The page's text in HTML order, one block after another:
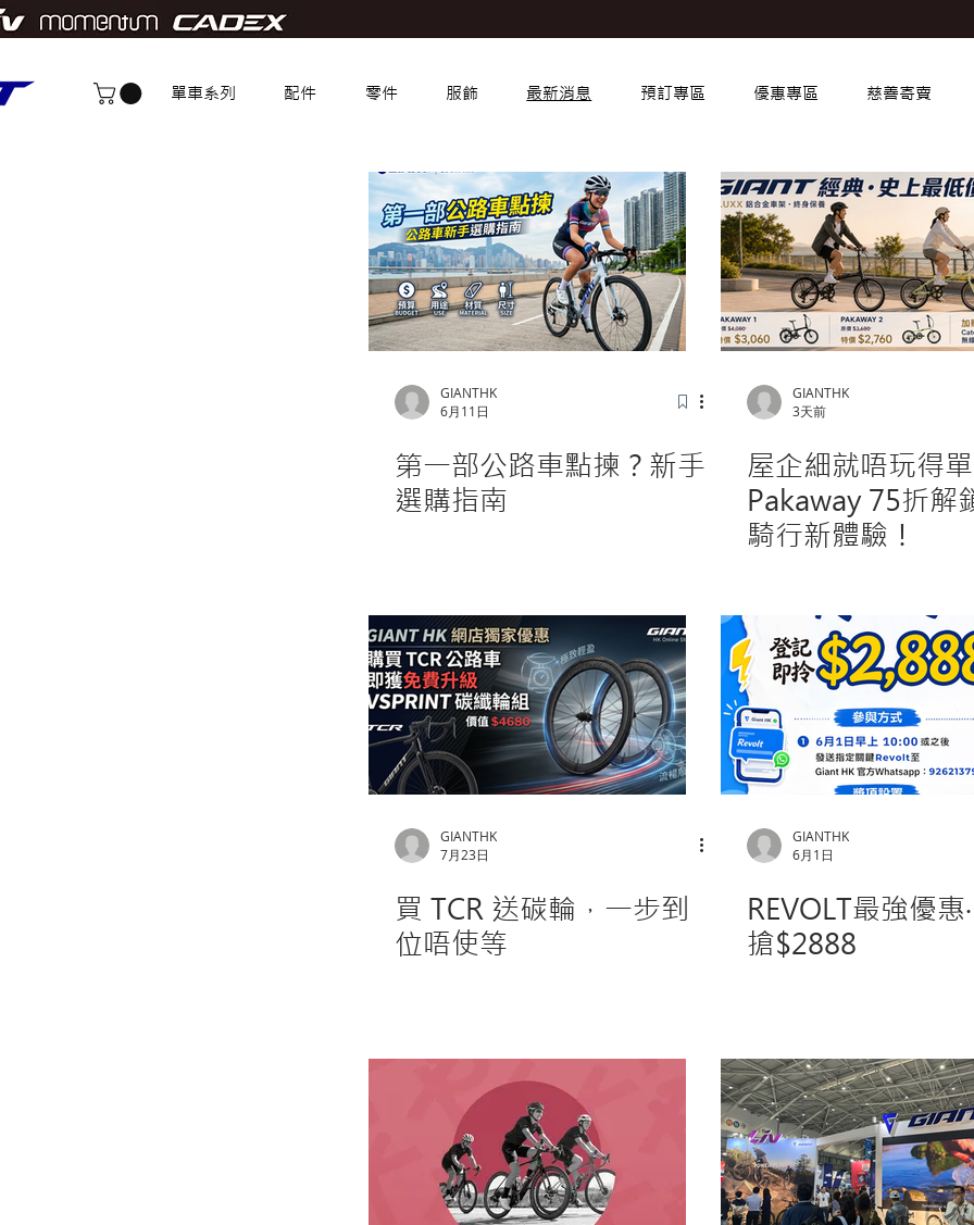
單車系列 配件 零件 服飾 最新消息 預訂專區 優惠專區 慈善寄賣
GIANTHK
6月11日
第一部公路車點揀？新手
選購指南
GIANTHK
3天前
屋企細就唔玩得
Pakaway 75折解
騎行新體驗！
GIANTHK
7月23日
買 TCR 送碳輪，一步到
位唔使等
GIANTHK
6月1日
REVOLT最強優惠
搶$2888